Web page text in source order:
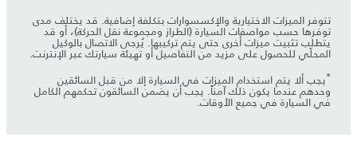
تتوفر الميزات الاختيارية والإكسسوارات بتكلفة إضافية. قد يختلف مدى
توفرها حسب مواصفات السيارة (الطراز ومجموعة نقل الحركة)، أو قد
يتطلب تثبيت ميزات أخرى حتى يتم تركيبها. يُرجى الاتصال بالوكيل
المحلّي للحصول على مزيد من التفاصيل أو تهيئة سيارتك عبر الإنترنت.
*يجب ألا يتم استخدام الميزات في السيارة إلا من قبل السائقين
وحدهم عندما يكون ذلك آمناً. يجب أن يضمن السائقون تحكمهم الكامل
في السيارة في جميع الأوقات.